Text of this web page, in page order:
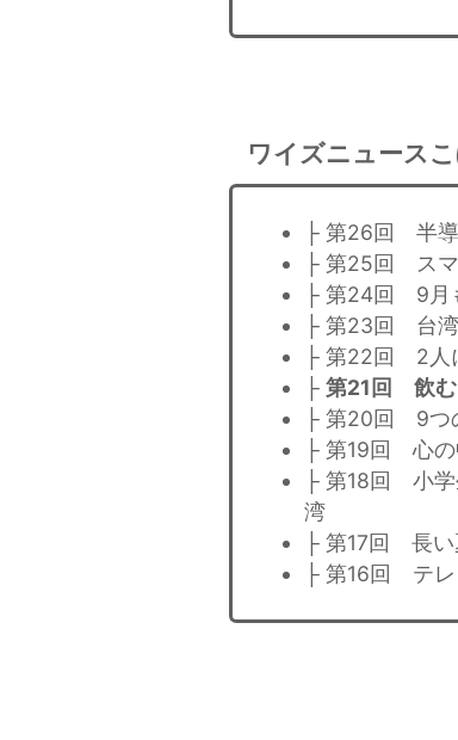
ワイズニュース
├ 第26回 半導
├ 第25回 スマ
├ 第24回 9月
├ 第23回 台湾
├ 第22回 2人
├ 第21回 飲む
├ 第20回 9つ
├ 第19回 心の
├ 第18回 小学
湾
├ 第17回 長い
├ 第16回 テレ